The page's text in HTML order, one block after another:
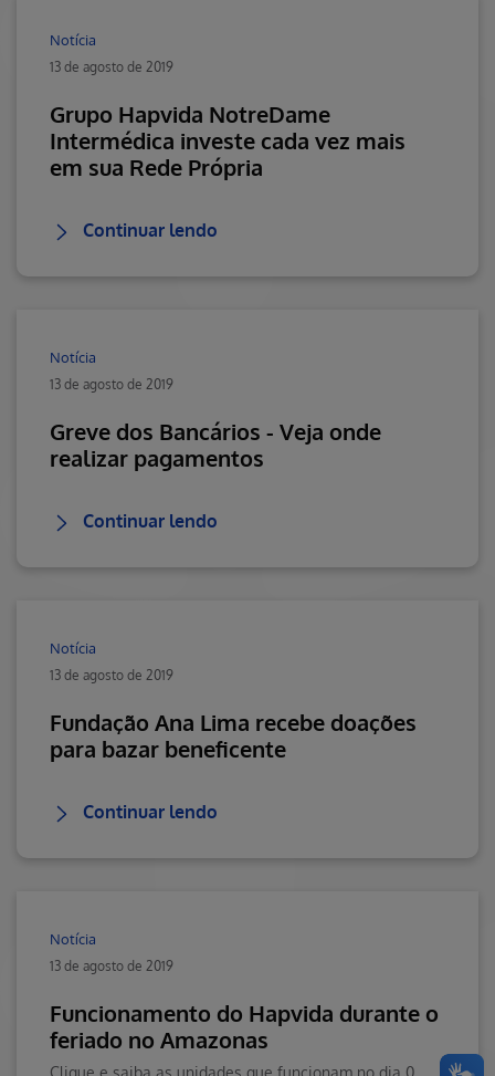
Notícia
13 de agosto de 2019
Grupo Hapvida NotreDame
Intermédica investe cada vez mais
em sua Rede Própria
Continuar lendo
Notícia
13 de agosto de 2019
Greve dos Bancários - Veja onde
realizar pagamentos
Continuar lendo
Notícia
13 de agosto de 2019
Fundação Ana Lima recebe doações
para bazar beneficente
Continuar lendo
Notícia
13 de agosto de 2019
Funcionamento do Hapvida durante o
feriado no Amazonas